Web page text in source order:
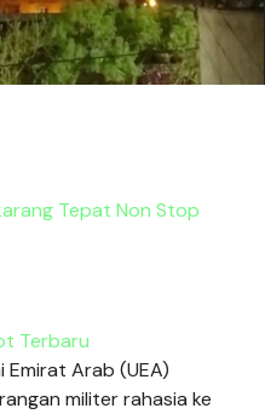
Tepat Non Stop
Terbaru
Emirat Arab (UEA)
militer rahasia ke